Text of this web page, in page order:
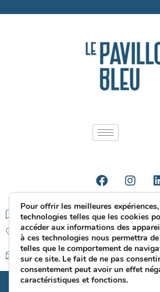
1 Avenue Louis Blanc, Amiens
0322892709
Mail
© Copyright 2025 - LE
Pour offrir les meilleures
technologies telles que les cookies
accéder aux informations des
à ces technologies nous permettra
telles que le comportement de
sur ce site. Le fait de ne pas
consentement peut avoir un effet
caractéristiques et fonctions.